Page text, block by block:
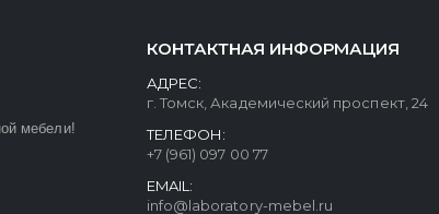
мебели!
КОНТАКТНАЯ ИНФОРМАЦИЯ
АДРЕС:
г. Томск, Академический проспект, 24
ТЕЛЕФОН:
+7 (961) 097 00 77
EMAIL:
info@laboratory-mebel.ru